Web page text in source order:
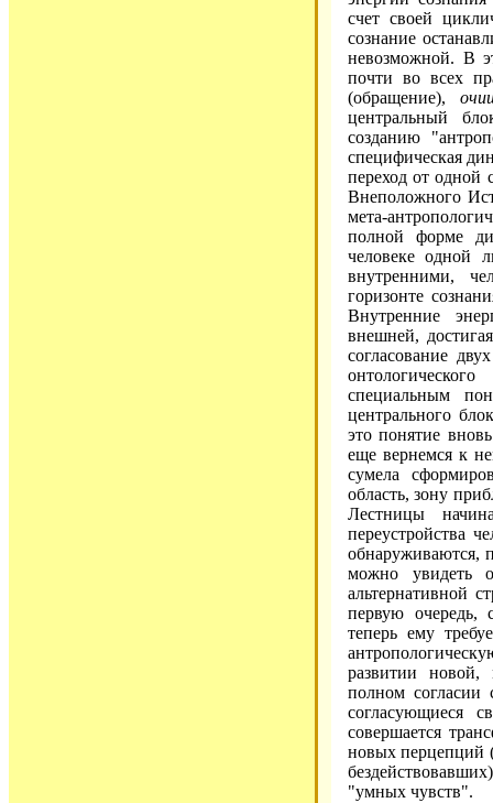
счет своей
сознание
невозможной. В
почти во всех
(обращение),
центральный
созданию
специфическая
переход от одной
Внеположного
мета-
полной форме
человеке одной
внутренними,
горизонте
Внутренние
внешней,
согласование
специальным
центрального
это понятие
еще вернемся к
сумела
область, зону
Лестницы
переустройства
обнаруживаются,
можно увидеть
альтернативной
первую очередь,
теперь ему
развитии новой,
полном согласии
согласующиеся
совершается
новых перцепций
"умных чувств".